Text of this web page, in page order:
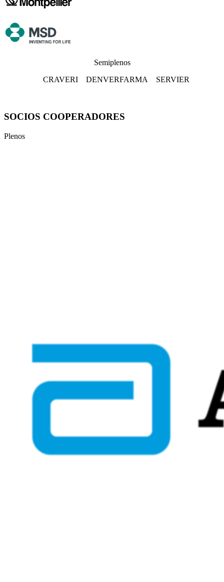
Semiplenos
CRAVERI DENVERFARMA SERVIER
SOCIOS COOPERADORES
Plenos